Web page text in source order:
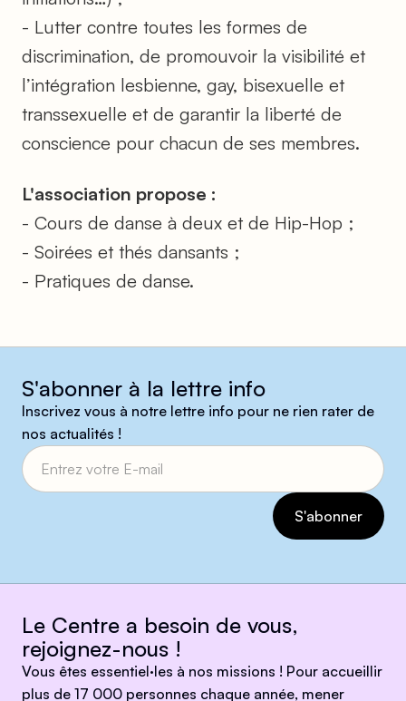
- Lutter contre toutes les formes de
discrimination, de promouvoir la visibilité et
l’intégration lesbienne, gay, bisexuelle et
transsexuelle et de garantir la liberté de
conscience pour chacun de ses membres.
L'association propose :
- Cours de danse à deux et de Hip-Hop ;
- Soirées et thés dansants ;
- Pratiques de danse.
S'abonner à la lettre info
Inscrivez vous à notre lettre info pour ne rien rater de
nos actualités !
Le Centre a besoin de vous,
rejoignez-nous !
Vous êtes essentiel·les à nos missions ! Pour accueillir
plus de 17 000 personnes chaque année, mener